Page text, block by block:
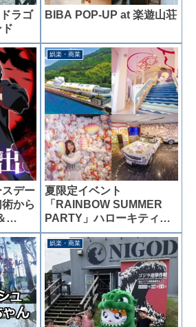
ラゴ
BIBA POP-UP at 楽遊山荘
デー
から
娯楽・商業
夏限定イベント
「RAINBOW SUMMER
PARTY」ハローキティス
マイル
娯楽・商業